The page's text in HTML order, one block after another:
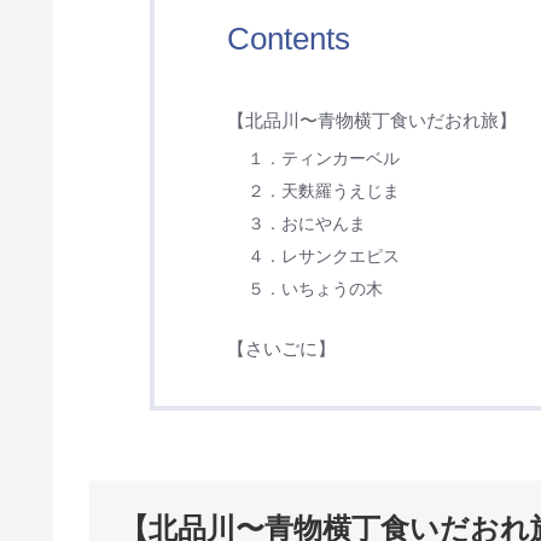
Contents
【北品川〜青物横丁食いだおれ旅】
１．ティンカーベル
２．天麩羅うえじま
３．おにやんま
４．レサンクエピス
５．いちょうの木
【さいごに】
【北品川〜青物横丁食いだおれ